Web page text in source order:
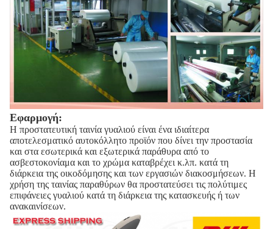
Εφαρμογή:
Η προστατευτική ταινία γυαλιού είναι ένα ιδιαίτερα
αποτελεσματικό αυτοκόλλητο προϊόν που δίνει την προστασία
και στα εσωτερικά και εξωτερικά παράθυρα από το
ασβεστοκονίαμα και το χρώμα καταβρέχει κ.λπ. κατά τη
διάρκεια της οικοδόμησης και των εργασιών διακοσμήσεων. Η
χρήση της ταινίας παραθύρων θα προστατεύσει τις πολύτιμες
επιφάνειες γυαλιού κατά τη διάρκεια της κατασκευής ή των
ανακαινίσεων.